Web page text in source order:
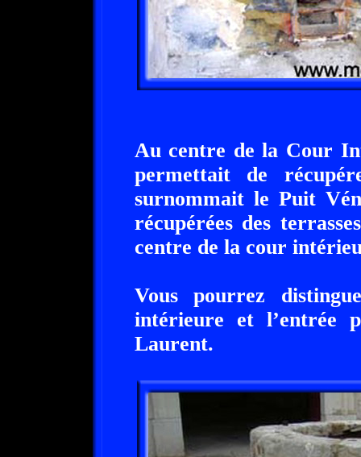
Au centre de la Cour
permettait de
surnommait le Puit
récupérées des
centre de la cour
Vous pourrez
intérieure et l’entrée
Laurent.